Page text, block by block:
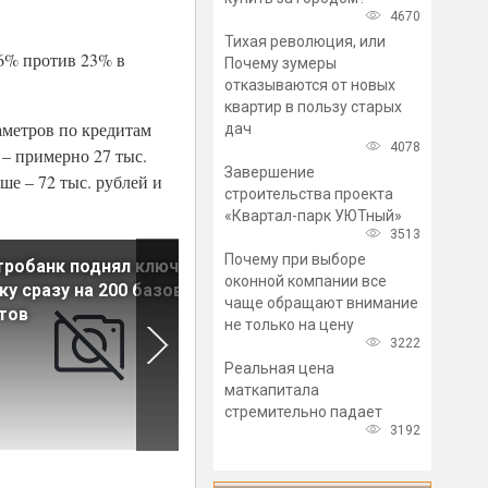
против 23% в
по кредитам
примерно 27 тыс.
– 72 тыс. рублей и
поднял ключевую
сразу на 200 базовых
Доля льготной ипотеки в
превысила 70% от общего
объема выдач
4670
Тихая революция, или
Почему зумеры
отказываются от новых
квартир в пользу старых
дач
4078
Завершение
строительства проекта
«Квартал-парк УЮТный»
3513
Почему при выборе
оконной компании все
чаще обращают внимание
не только на цену
3222
Реальная цена
маткапитала
стремительно падает
3192